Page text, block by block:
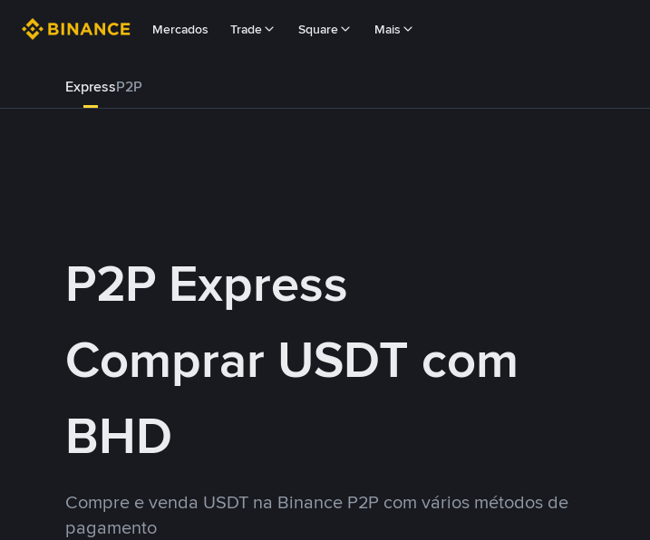
Mercados Trade Square Mais
ExpressP2P
P2P Express
Comprar USDT com
BHD
Compre e venda USDT na Binance P2P com vários métodos de
pagamento